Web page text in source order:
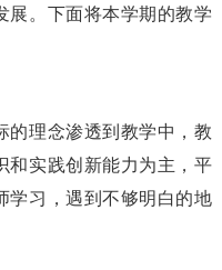
展。下面将本学期的教学
的理念渗透到教学中，教
和实践创新能力为主，平
学习，遇到不够明白的地